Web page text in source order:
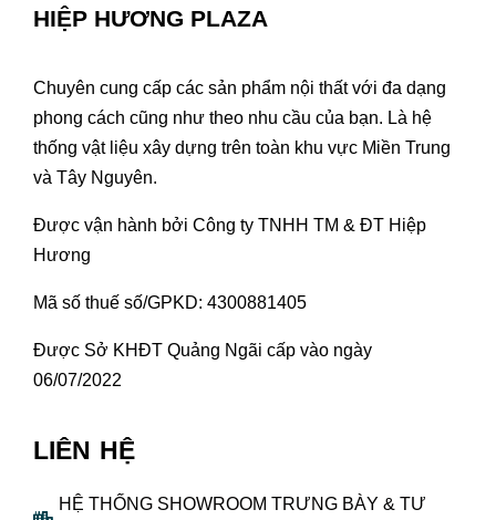
HIỆP HƯƠNG PLAZA
Chuyên cung cấp các sản phẩm nội thất với đa dạng
phong cách cũng như theo nhu cầu của bạn. Là hệ
thống vật liệu xây dựng trên toàn khu vực Miền Trung
và Tây Nguyên.
Được vận hành bởi Công ty TNHH TM & ĐT Hiệp
Hương
Mã số thuế số/GPKD: 4300881405
Được Sở KHĐT Quảng Ngãi cấp vào ngày
06/07/2022
LIÊN HỆ
HỆ THỐNG SHOWROOM TRƯNG BÀY & TƯ